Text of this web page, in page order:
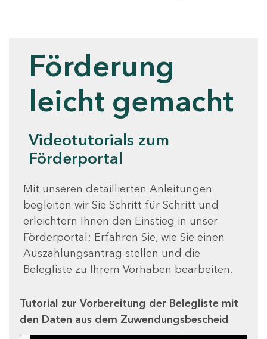
Förderung
leicht gemacht
Videotutorials zum
Förderportal
Mit unseren detaillierten Anleitungen
begleiten wir Sie Schritt für Schritt und
erleichtern Ihnen den Einstieg in unser
Förderportal: Erfahren Sie, wie Sie einen
Auszahlungsantrag stellen und die
Belegliste zu Ihrem Vorhaben bearbeiten.
Tutorial zur Vorbereitung der Belegliste mit
den Daten aus dem Zuwendungsbescheid